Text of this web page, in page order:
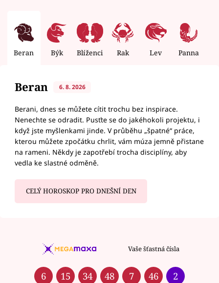
Beran Býk Blíženci Rak Lev Panna
Beran 6. 8. 2026
Berani, dnes se můžete cítit trochu bez inspirace.
Nenechte se odradit. Pusťte se do jakéhokoli projektu, i
když jste myšlenkami jinde. V průběhu „špatné“ práce,
kterou můžete zpočátku chrlit, vám múza jemně přistane
na rameni. Někdy je zapotřebí trocha disciplíny, aby
vedla ke slastné odměně.
CELÝ HOROSKOP PRO DNEŠNÍ DEN
Vaše šťastná čísla
6 15 34 48 7 46 2